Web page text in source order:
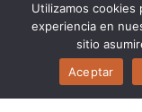
Utilizamos cookies
experiencia en
sitio
Aceptar